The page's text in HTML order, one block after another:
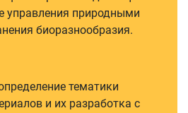
управления природными
биоразнообразия.
тематики
и их разработка с